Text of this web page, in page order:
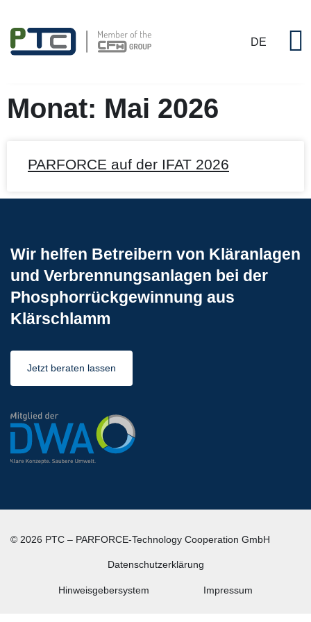
DE
Monat: Mai 2026
PARFORCE auf der IFAT 2026
Wir helfen Betreibern von Kläranlagen
und Verbrennungsanlagen bei der
Phosphorrückgewinnung aus
Klärschlamm
Jetzt beraten lassen
© 2026 PTC – PARFORCE-Technology Cooperation GmbH
Datenschutz­erklärung
Hinweisgebersystem Impressum